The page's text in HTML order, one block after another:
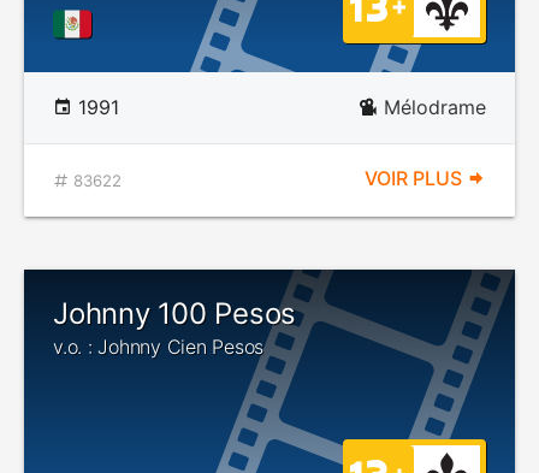
1991 Mélodrame
83622 VOIR PLUS
Johnny 100 Pesos
v.o. : Johnny Cien Pesos